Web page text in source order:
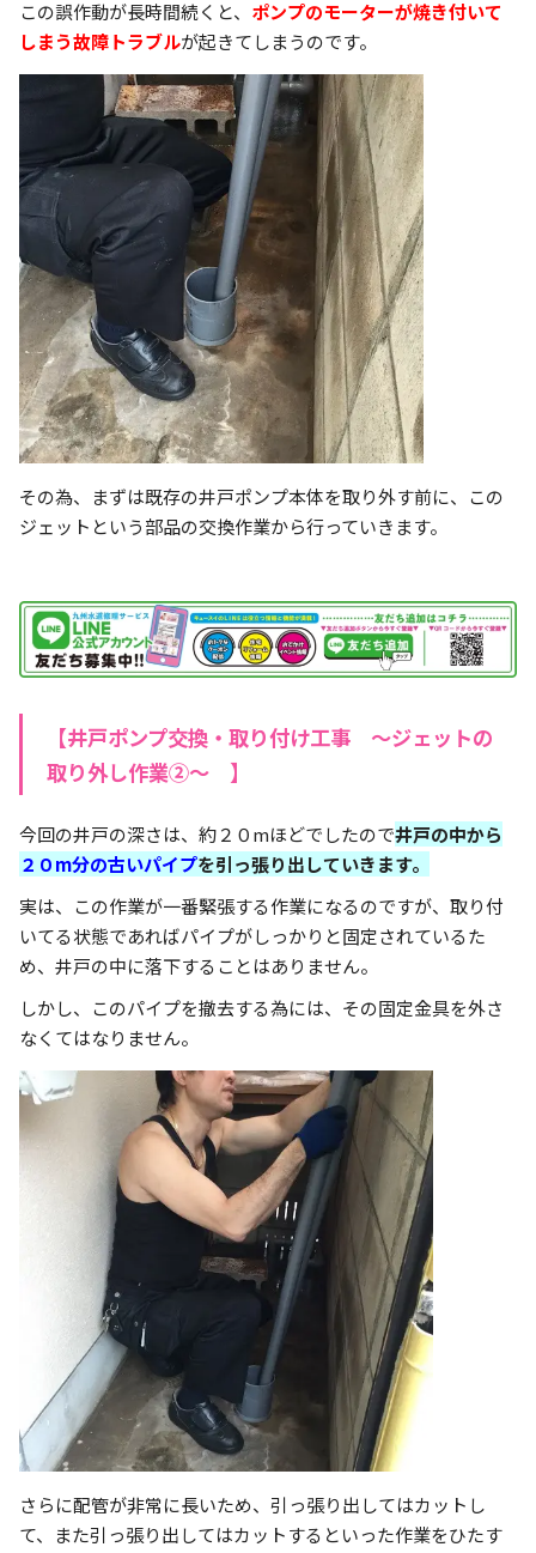
この誤作動が長時間続くと、 ポンプのモーターが焼き付いて
しまう故障トラブルが起きてしまうのです。
その為、まずは既存の井戸ポンプ本体を取り外す前に、この
ジェットという部品の交換作業から行っていきます。
【井戸ポンプ交換・取り付け工事 ～ジェットの
取り外し作業②～ 】
今回の井戸の深さは、約２０mほどでしたので井戸の中から
２０m分の古いパイプを引っ張り出していきます。
実は、この作業が一番緊張する作業になるのですが、取り付
いてる状態であればパイプがしっかりと固定されているた
め、井戸の中に落下することはありません。
しかし、このパイプを撤去する為には、その固定金具を外さ
なくてはなりません。
さらに配管が非常に長いため、引っ張り出してはカットし
て、また引っ張り出してはカットするといった作業をひたす